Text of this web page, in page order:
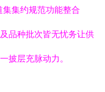
集约规范功能整合
品种批次皆无忧务让供
披层充脉动力。